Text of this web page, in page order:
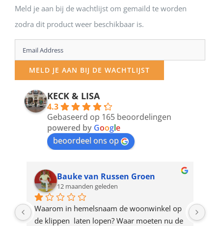
Meld je aan bij de wachtlijst om gemaild te worden
zodra dit product weer beschikbaar is.
Enter
your
email
address
product
MELD JE AAN BIJ DE WACHTLIJST
KECK & LISA
4.3
Gebaseerd op 165 beoordelingen
powered by Google
beoordeel ons op
Bauke van Russen Groen
12 maanden geleden
Waarom in hemelsnaam de woonwinkel op
de klippen  laten lopen? Waar moeten nu de